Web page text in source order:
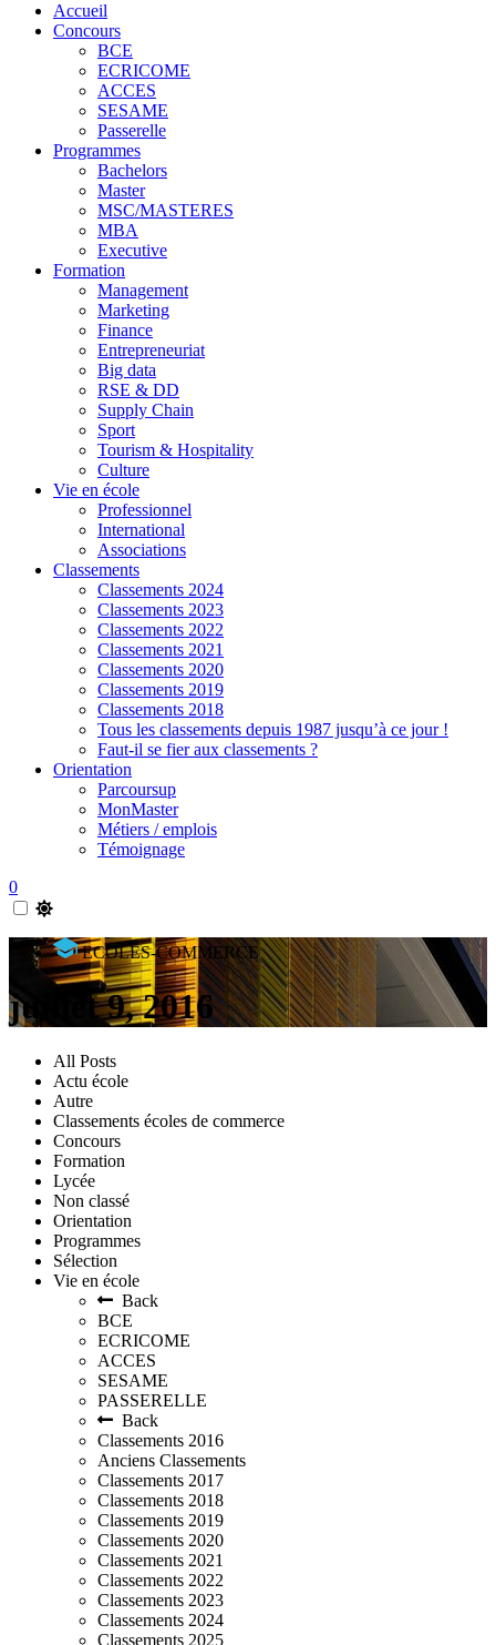
Accueil
Concours
BCE
ECRICOME
ACCES
SESAME
Passerelle
Programmes
Bachelors
Master
MSC/MASTERES
MBA
Executive
Formation
Management
Marketing
Finance
Entrepreneuriat
Big data
RSE & DD
Supply Chain
Sport
Tourism & Hospitality
Culture
Vie en école
Professionnel
International
Associations
Classements
Classements 2024
Classements 2023
Classements 2022
Classements 2021
Classements 2020
Classements 2019
Classements 2018
Tous les classements depuis 1987 jusqu’à ce jour !
Faut-il se fier aux classements ?
Orientation
Parcoursup
MonMaster
Métiers / emplois
Témoignage
0
ECOLES-COMMERCE
juillet 9, 2016
All Posts
Actu école
Autre
Classements écoles de commerce
Concours
Formation
Lycée
Non classé
Orientation
Programmes
Sélection
Vie en école
Back
BCE
ECRICOME
ACCES
SESAME
PASSERELLE
Back
Classements 2016
Anciens Classements
Classements 2017
Classements 2018
Classements 2019
Classements 2020
Classements 2021
Classements 2022
Classements 2023
Classements 2024
Classements 2025